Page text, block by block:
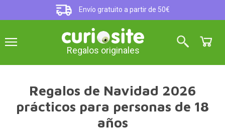
Envío gratuito a partir de 50€
Regalos originales
Regalos de Navidad 2026
prácticos para personas de 18
años